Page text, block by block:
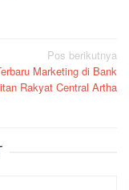
Pos berikutnya
Marketing di Bank
Rakyat Central Artha